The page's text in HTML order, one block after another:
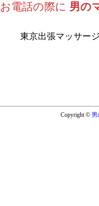
お電話の際に 男の
東京出張マッサー
Copyright © 男